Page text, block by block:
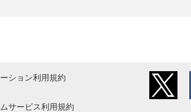
ション利用規約
サービス利用規約